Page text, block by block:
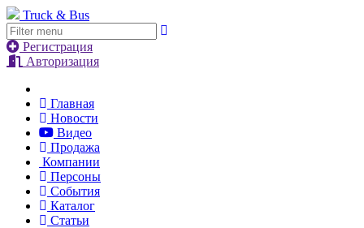
Truck & Bus
Регистрация
Авторизация
Главная
Новости
Видео
Продажа
Компании
Персоны
События
Каталог
Статьи